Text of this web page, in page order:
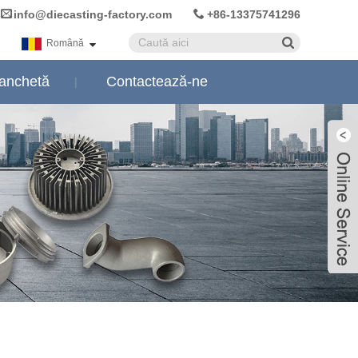
+86-13375741296
info@diecasting-factory.com
Română
Contactează-ne